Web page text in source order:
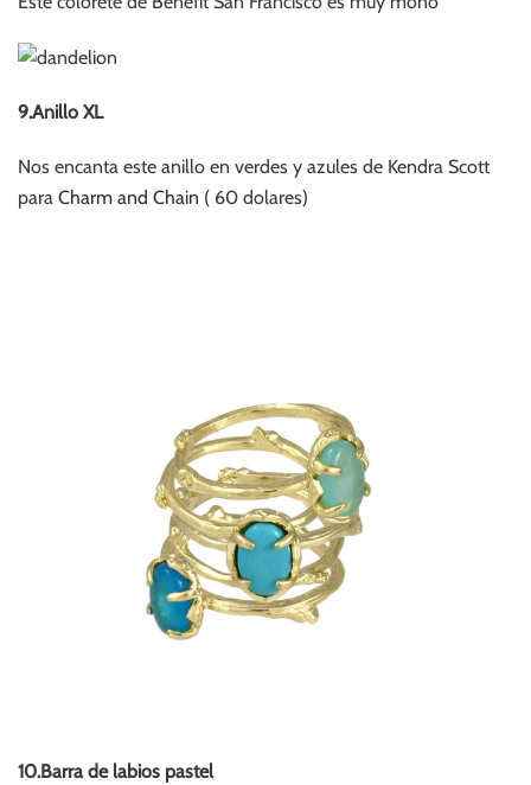
9.Anillo XL
Nos encanta este anillo en verdes y azules de Kendra Scott
para Charm and Chain ( 60 dolares)
10.Barra de labios pastel